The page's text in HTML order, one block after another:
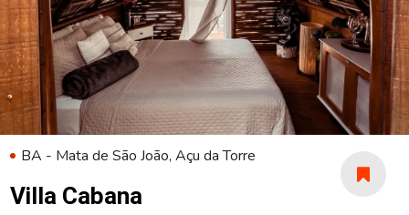
BA - Mata de São João, Açu da Torre
Villa Cabana